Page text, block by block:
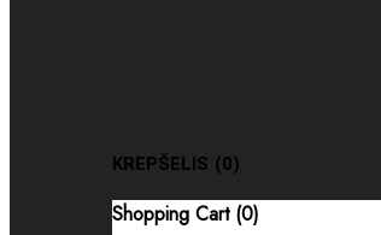
KREPŠELIS (0)
Shopping Cart (0)